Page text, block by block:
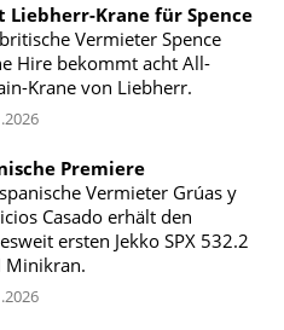
Liebherr-Krane für Spence
Vermieter Spence
Hire bekommt acht All-
Krane von Liebherr.
Premiere
Vermieter Grúas y
Casado erhält den
ersten Jekko SPX 532.2
Minikran.